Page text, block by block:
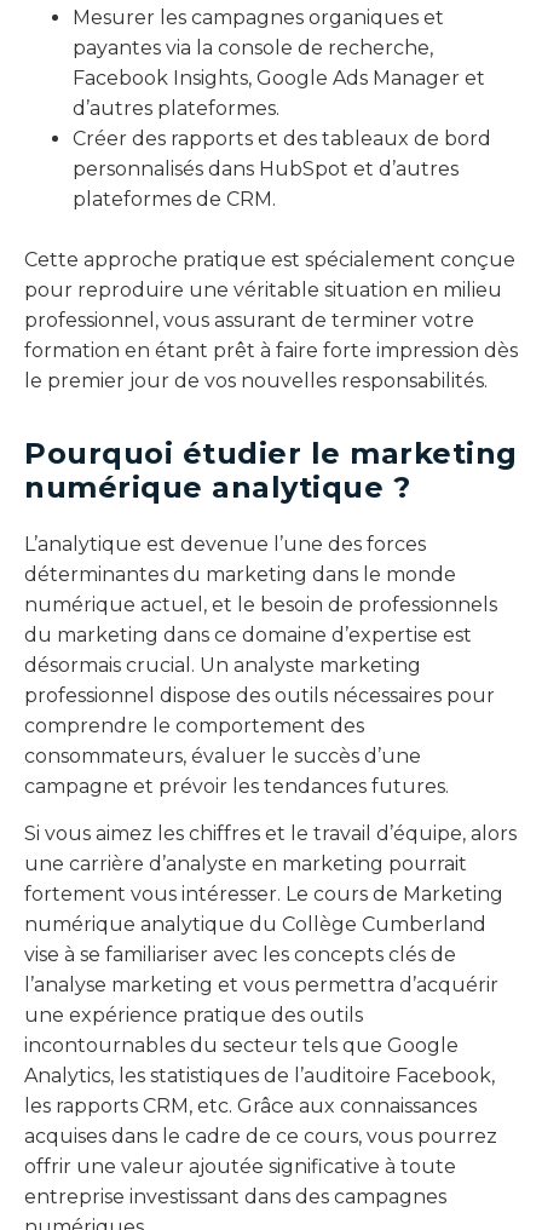
Mesurer les campagnes organiques et
payantes via la console de recherche,
Facebook Insights, Google Ads Manager et
d’autres plateformes.
Créer des rapports et des tableaux de bord
personnalisés dans HubSpot et d’autres
plateformes de CRM.
Cette approche pratique est spécialement conçue
pour reproduire une véritable situation en milieu
professionnel, vous assurant de terminer votre
formation en étant prêt à faire forte impression dès
le premier jour de vos nouvelles responsabilités.
Pourquoi étudier le marketing
numérique analytique ?
L’analytique est devenue l’une des forces
déterminantes du marketing dans le monde
numérique actuel, et le besoin de professionnels
du marketing dans ce domaine d’expertise est
désormais crucial. Un analyste marketing
professionnel dispose des outils nécessaires pour
comprendre le comportement des
consommateurs, évaluer le succès d’une
campagne et prévoir les tendances futures.
Si vous aimez les chiffres et le travail d’équipe, alors
une carrière d’analyste en marketing pourrait
fortement vous intéresser. Le cours de Marketing
numérique analytique du Collège Cumberland
vise à se familiariser avec les concepts clés de
l’analyse marketing et vous permettra d’acquérir
une expérience pratique des outils
incontournables du secteur tels que Google
Analytics, les statistiques de l’auditoire Facebook,
les rapports CRM, etc. Grâce aux connaissances
acquises dans le cadre de ce cours, vous pourrez
offrir une valeur ajoutée significative à toute
entreprise investissant dans des campagnes